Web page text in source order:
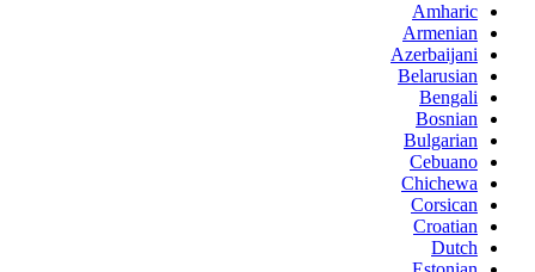
Amharic
Armenian
Azerbaijani
Belarusian
Bengali
Bosnian
Bulgarian
Cebuano
Chichewa
Corsican
Croatian
Dutch